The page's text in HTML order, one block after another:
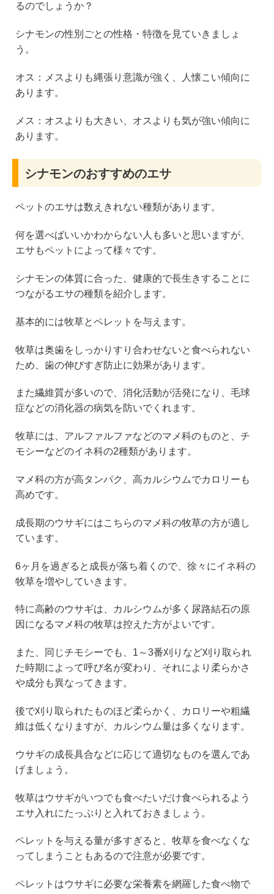
るのでしょうか？
シナモンの性別ごとの性格・特徴を見ていきましょ
う。
オス：メスよりも縄張り意識が強く、人懐こい傾向に
あります。
メス：オスよりも大きい、オスよりも気が強い傾向に
あります。
シナモンのおすすめのエサ
ペットのエサは数えきれない種類があります。
何を選べばいいかわからない人も多いと思いますが、
エサもペットによって様々です。
シナモンの体質に合った、健康的で長生きすることに
つながるエサの種類を紹介します。
基本的には牧草とペレットを与えます。
牧草は奥歯をしっかりすり合わせないと食べられない
ため、歯の伸びすぎ防止に効果があります。
また繊維質が多いので、消化活動が活発になり、毛球
症などの消化器の病気を防いでくれます。
牧草には、アルファルファなどのマメ科のものと、チ
モシーなどのイネ科の2種類があります。
マメ科の方が高タンパク、高カルシウムでカロリーも
高めです。
成長期のウサギにはこちらのマメ科の牧草の方が適し
ています。
6ヶ月を過ぎると成長が落ち着くので、徐々にイネ科の
牧草を増やしていきます。
特に高齢のウサギは、カルシウムが多く尿路結石の原
因になるマメ科の牧草は控えた方がよいです。
また、同じチモシーでも、1～3番刈りなど刈り取られ
た時期によって呼び名が変わり、それにより柔らかさ
や成分も異なってきます。
後で刈り取られたものほど柔らかく、カロリーや粗繊
維は低くなりますが、カルシウム量は多くなります。
ウサギの成長具合などに応じて適切なものを選んであ
げましょう。
牧草はウサギがいつでも食べたいだけ食べられるよう
エサ入れにたっぷりと入れておきましょう。
ペレットを与える量が多すぎると、牧草を食べなくな
ってしまうこともあるので注意が必要です。
ペレットはウサギに必要な栄養素を網羅した食べ物で